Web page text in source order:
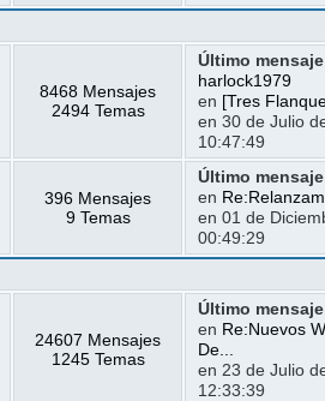
8468 Mensajes
2494 Temas
Último mensaje
harlock1979
en [Tres
en 30 de Julio
10:47:49
396 Mensajes
9 Temas
Último mensaje
en
en 01 de
00:49:29
24607 Mensajes
1245 Temas
Último mensaje
en Re:Nuevos
De...
en 23 de Julio
12:33:39